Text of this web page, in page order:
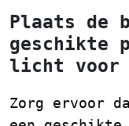
Plaats de
geschikte
licht voor
Zorg ervoor